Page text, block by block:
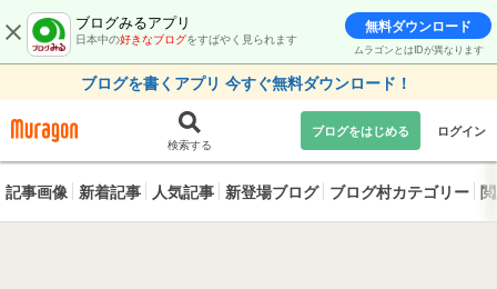
ブログみるアプリ
日本中の好きなブログをすばやく見られます
無料ダウンロード
ムラゴンとはIDが異なります
ブログを書くアプリ 今すぐ無料ダウンロード！
検索する
ブログをはじめる ログイン
記事画像 新着記事 人気記事 新登場ブログ ブログ村カテゴリー